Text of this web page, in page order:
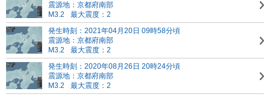
震源地：京都府南部
M3.2
最大震度：2
発生時刻：2021年04月20日 09時58分頃
震源地：京都府南部
M3.2
最大震度：2
発生時刻：2020年08月26日 20時24分頃
震源地：京都府南部
M3.2
最大震度：2